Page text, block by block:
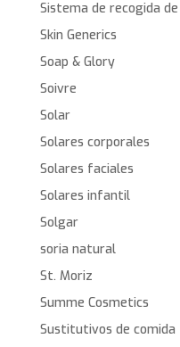
Sistema de recogida
Skin Generics
Soap & Glory
Soivre
Solar
Solares corporales
Solares faciales
Solares infantil
Solgar
soria natural
St. Moriz
Summe Cosmetics
Sustitutivos de comida